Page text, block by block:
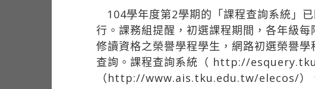
104學年度第2學期的「課程查詢系統」
行。課務組提醒，初選課程期間，各年級
修讀資格之榮譽學程學生，網路初選榮譽
查詢。課程查詢系統（ http://
（http://www.ais.tku.edu.tw/elecos/